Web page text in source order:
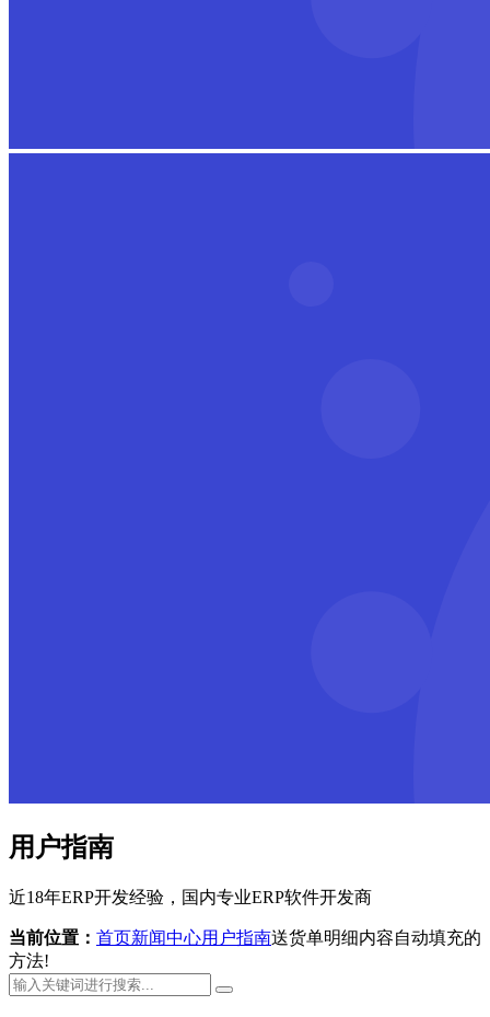
用户指南
近18年ERP开发经验，国内专业ERP软件开发商
当前位置： 首页新闻中心用户指南送货单明细内容自动填充的
方法!